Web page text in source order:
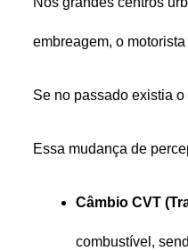
embreagem, o
Se no passado existia
Essa mudança de
Câmbio CVT
combustível,